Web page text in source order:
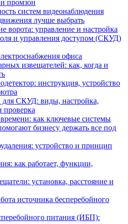
и промзон
систем видеонаблюдения
лучше выбрать
ворота: управление и настройка
и управления доступом (СКУД)
офиса
извещателей: как, когда и
инструкция, устройство
для СКУД: виды, настройка,
проверка
как ключевые системы
бизнесу держать все под
устройство и принцип
как работает, функции,
установка, расстояние и
источника бесперебойного
питания (ИБП):